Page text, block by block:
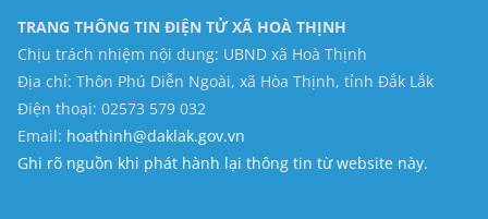
TRANG THÔNG TIN ĐIỆN TỬ XÃ HOÀ THỊNH
Chịu trách nhiệm nội dung: UBND xã Hoà Thịnh
Địa chỉ: Thôn Phú Diễn Ngoài, xã Hòa Thịnh, tỉnh Đắk Lắk
Điện thoại: 02573 579 032
Email: hoathinh@daklak.gov.vn
Ghi rõ nguồn khi phát hành lại thông tin từ website này.